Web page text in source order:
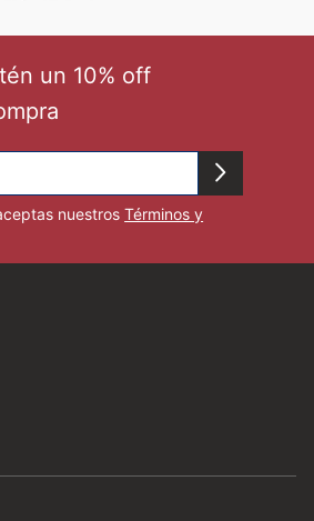
un 10% off
nuestrosTérminos y
San Isidro